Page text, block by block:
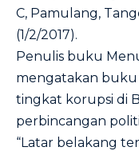
C, Pamulang,
(1/2/2017).
Penulis buku
mengatakan
tingkat korupsi di
perbincangan
“Latar belakang